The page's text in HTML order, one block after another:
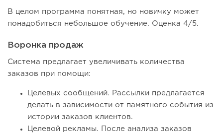
В целом программа понятная, но новичку может
понадобиться небольшое обучение. Оценка 4/5.
Воронка продаж
Система предлагает увеличивать количества
заказов при помощи:
Целевых сообщений. Рассылки предлагается
делать в зависимости от памятного события из
истории заказов клиентов.
Целевой рекламы. После анализа заказов